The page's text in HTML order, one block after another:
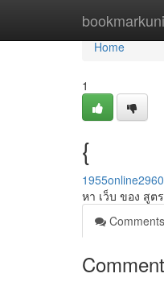
Home
Home
1
{
หา เว็บ ของ สูต
Comments